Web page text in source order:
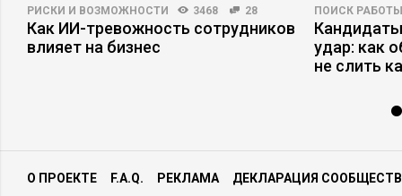
РИСКИ И ВОЗМОЖНОСТИ 3468 28
Как ИИ-тревожность сотрудников
влияет на бизнес
ПОИСК РАБОТЫ
удар: как
не слить
О ПРОЕКТЕ F.A.Q. РЕКЛАМА ДЕКЛАРАЦИЯ